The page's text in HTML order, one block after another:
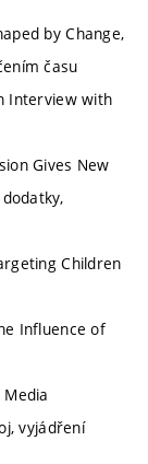
by Change,
času
Interview with
Gives New
Children
Influence of
vyjádření